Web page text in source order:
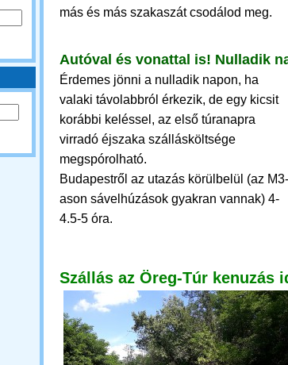
más és más szakaszát csodálod meg.
Autóval és vonattal is! Nulladik
Érdemes jönni a nulladik napon, ha
valaki távolabbról érkezik, de egy kicsit
korábbi keléssel, az első túranapra
virradó éjszaka szállásköltsége
megspórolható.
Budapestről az utazás körülbelül (az M3-
ason sávelhúzások gyakran vannak) 4-
4.5-5 óra.
Szállás az Öreg-Túr kenuzás